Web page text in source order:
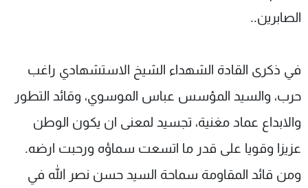
الصابرين..
في ذكرى القادة الشهداء الشيخ الاستشهادي راغب
حرب، والسيد المؤسس عباس الموسوي، وقائد التطور
والابداع عماد مغنية، تجسيد لمعنى ان يكون الوطن
عزيزا وقويا على قدر ما اتسعت سماؤه ورحبت ارضه.
ومن قائد المقاومة سماحة السيد حسن نصر الله في